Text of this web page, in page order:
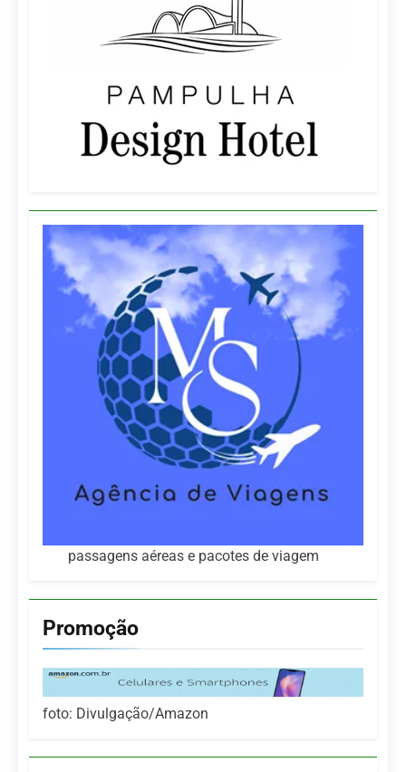
passagens aéreas e pacotes de viagem
Promoção
foto: Divulgação/Amazon